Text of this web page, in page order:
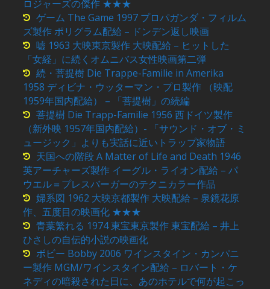
ロジャーズの傑作 ★★★
ゲーム The Game 1997 プロパガンダ・フィルム
ズ製作 ポリグラム配給 – ドンデン返し映画
嘘 1963 大映東京製作 大映配給 – ヒットした
「女経」に続くオムニバス女性映画第二弾
続・菩提樹 Die Trappe-Familie in Amerika
1958 ディビナ・ウッターマン・プロ製作 （映配
1959年国内配給） – 「菩提樹」の続編
菩提樹 Die Trapp-Familie 1956 西ドイツ製作
（新外映 1957年国内配給）- 「サウンド・オブ・ミ
ュージック」よりも実話に近いトラップ家物語
天国への階段 A Matter of Life and Death 1946
英アーチャーズ製作 イーグル・ライオン配給 – パ
ウエル＝プレスバーガーのテクニカラー作品
婦系図 1962 大映京都製作 大映配給 – 泉鏡花原
作、五度目の映画化 ★★★
青葉繁れる 1974 東宝東京製作 東宝配給 – 井上
ひさしの自伝的小説の映画化
ボビー Bobby 2006 ワインスタイン・カンパニ
ー製作 MGM/ワインスタイン配給 – ロバート・ケ
ネディの暗殺された日に、あのホテルで何が起こっ